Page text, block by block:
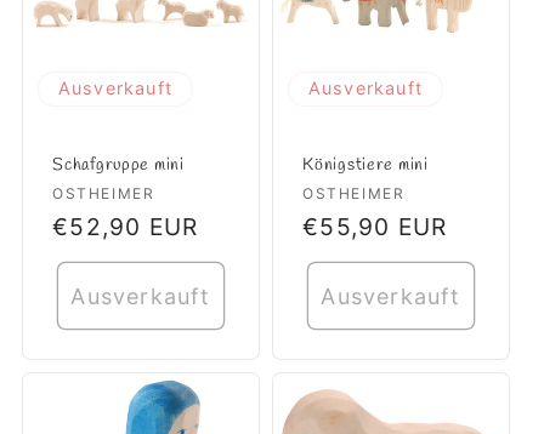
Ausverkauft
Schafgruppe mini
Anbieter:
OSTHEIMER
Normaler
Preis
€52,90 EUR
Ausverkauft
Ausverkauft
Königstiere mini
Anbieter:
OSTHEIMER
Normaler
Preis
€55,90 EUR
Ausverkauft